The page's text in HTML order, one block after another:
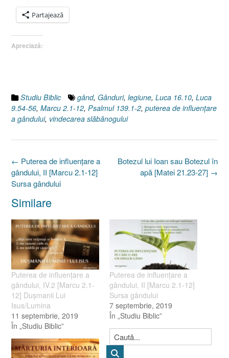
Partajează
Apreciază:
Studiu Biblic gând, Gânduri, legiune, Luca 16.10, Luca
9.54-56, Marcu 2.1-12, Psalmul 139.1-2, puterea de influenţare
a gândului, vindecarea slăbănogului
Post
navigation
Botezul lui Ioan sau Botezul în
apă [Matei 21.23-27] →
← Puterea de influenţare a
gândului, II [Marcu 2.1-12]
Sursa gândului
Similare
Puterea de influenţare a
gândului, IV.2 [Marcu 2.1-
12] Duşmanii Lui
Isus/Lumina
11 septembrie, 2019
În „Studiu Biblic”
Puterea de influenţare a
gândului, II [Marcu 2.1-12]
Sursa gândului
7 septembrie, 2019
În „Studiu Biblic”